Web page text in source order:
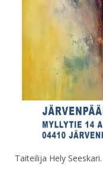
Taiteilija Hely Seeskari.